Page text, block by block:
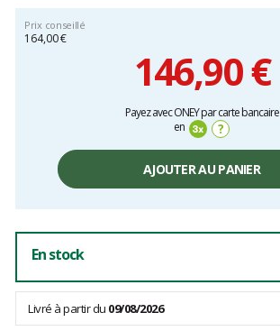
Prix conseillé
164,00 €
146,90 €
Payez avec ONEY par carte bancaire
en
?
AJOUTER AU PANIER
En stock
Livré à partir du 09/08/2026